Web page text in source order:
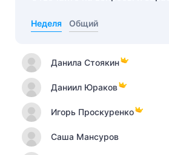
Неделя Общий
Данила Стоякин
Даниил Юраков
Игорь Проскуренко
Саша Мансуров